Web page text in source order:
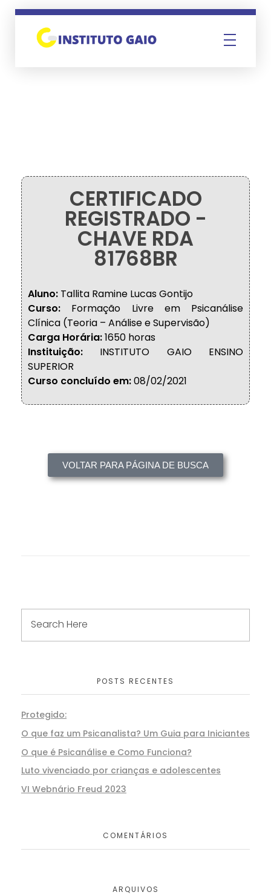
CERTIFICADO
REGISTRADO -
CHAVE RDA
81768BR
Aluno: Tallita Ramine Lucas Gontijo
Curso: Formação Livre em Psicanálise
Clínica (Teoria – Análise e Supervisão)
Carga Horária:1650 horas
Instituição: INSTITUTO GAIO ENSINO
SUPERIOR
Curso concluído em:08/02/2021
VOLTAR PARA PÁGINA DE BUSCA
POSTS RECENTES
Protegido:
O que faz um Psicanalista? Um Guia para Iniciantes
O que é Psicanálise e Como Funciona?
Luto vivenciado por crianças e adolescentes
VI Webnário Freud 2023
COMENTÁRIOS
ARQUIVOS